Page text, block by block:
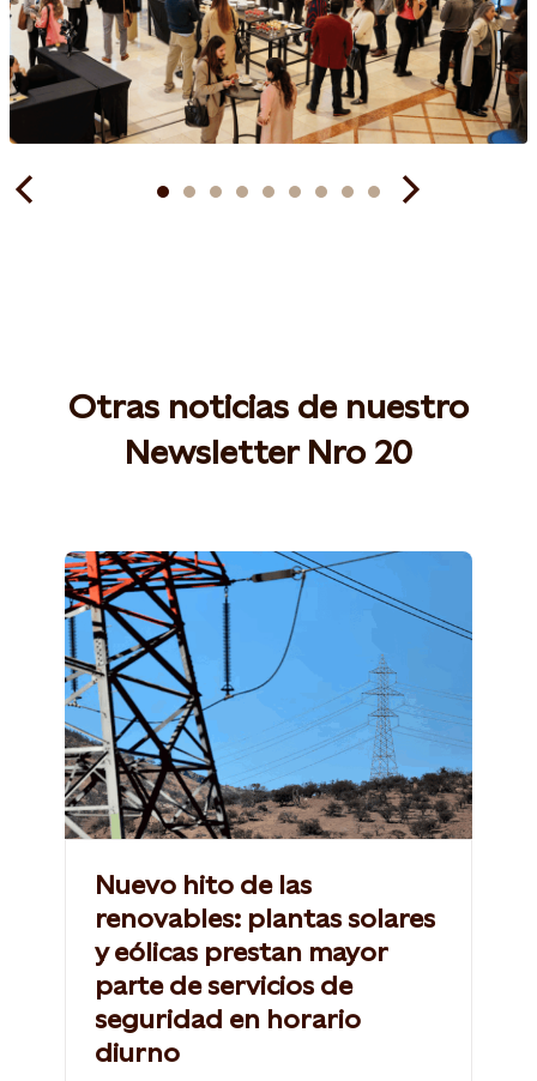
Otras noticias de nuestro
Newsletter Nro 20
Nuevo hito de las
renovables: plantas solares
y eólicas prestan mayor
parte de servicios de
seguridad en horario
diurno